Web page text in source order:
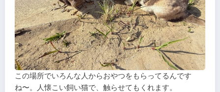
この場所でいろんな人からおやつをもらってるんです
ね〜。人懐こい飼い猫で、触らせてもくれます。